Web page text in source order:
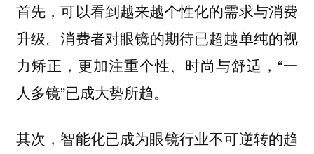
首先，可以看到越来越个性化的需求与消费
升级。消费者对眼镜的期待已超越单纯的视
力矫正，更加注重个性、时尚与舒适，“一
人多镜”已成大势所趋。
其次，智能化已成为眼镜行业不可逆转的趋